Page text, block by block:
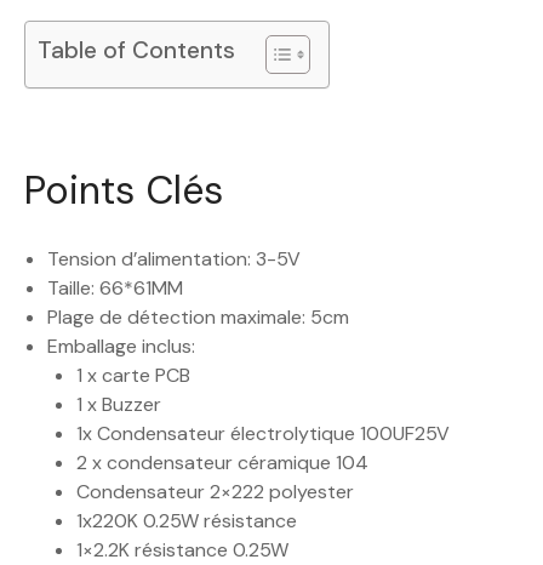
Table of Contents
Points Clés
Tension d’alimentation: 3-5V
Taille: 66*61MM
Plage de détection maximale: 5cm
Emballage inclus:
1 x carte PCB
1 x Buzzer
1x Condensateur électrolytique 100UF25V
2 x condensateur céramique 104
Condensateur 2×222 polyester
1x220K 0.25W résistance
1×2.2K résistance 0.25W